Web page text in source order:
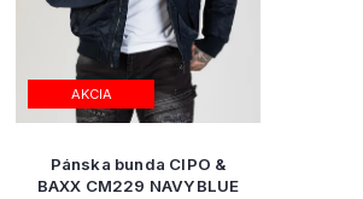
AKCIA
Pánska bunda CIPO &
BAXX CM229 NAVYBLUE